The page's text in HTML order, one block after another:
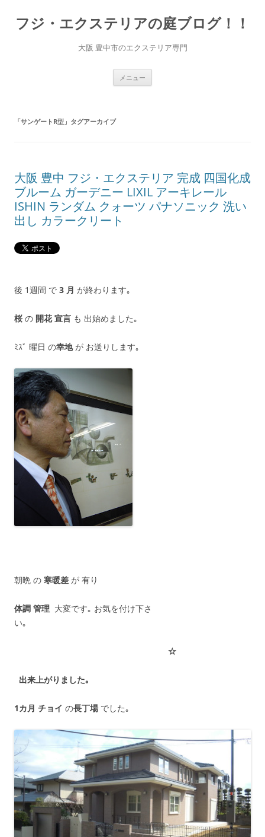
テ
ン
フジ・エクステリアの庭ブログ！！
大阪 豊中市のエクステリア専門
メニュー
「サンゲートR型 」タグアーカイブ
大阪 豊中 フジ・エクステリア 完成 四国化成
ブルーム ガーデニー LIXIL アーキレール
ISHIN ランダム クォーツ パナソニック 洗い
出し カラークリート
後 1週間 で 3 月 が終わります｡
桜 の 開花 宣言 も 出始めました｡
ﾐｽﾞ 曜日 の幸地が お送りします｡
朝晩 の 寒暖差 が 有り
体調 管理 大変です｡ お気を付け下さ
い｡
☆
出来上がりました｡
1カ月 チョイ の長丁場 でした｡